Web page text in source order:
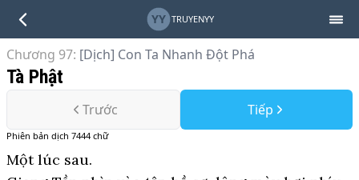
YY TRUYENYY
Chương 97: [Dịch] Con Ta Nhanh Đột Phá
Tà Phật
Trước Tiếp
Phiên bản dịch 7444 chữ
Một lúc sau.